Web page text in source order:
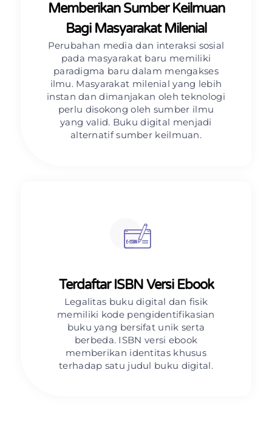
Memberikan Sumber Keilmuan
Bagi Masyarakat Milenial
Perubahan media dan interaksi sosial
pada masyarakat baru memiliki
paradigma baru dalam mengakses
ilmu. Masyarakat milenial yang lebih
instan dan dimanjakan oleh teknologi
perlu disokong oleh sumber ilmu
yang valid. Buku digital menjadi
alternatif sumber keilmuan.
Terdaftar ISBN Versi Ebook
Legalitas buku digital dan fisik
memiliki kode pengidentifikasian
buku yang bersifat unik serta
berbeda. ISBN versi ebook
memberikan identitas khusus
terhadap satu judul buku digital.